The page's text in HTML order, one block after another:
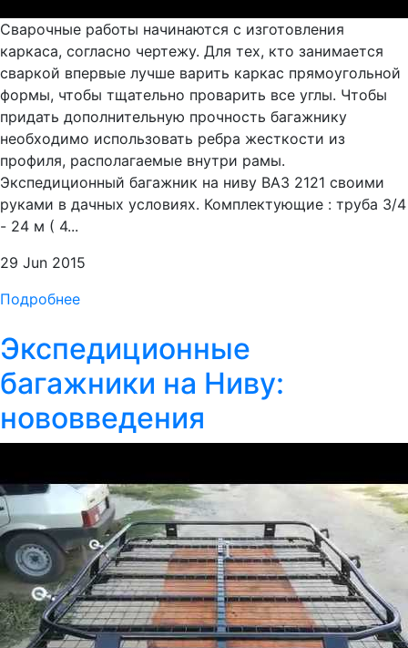
Сварочные работы начинаются с изготовления
каркаса, согласно чертежу. Для тех, кто занимается
сваркой впервые лучше варить каркас прямоугольной
формы, чтобы тщательно проварить все углы. Чтобы
придать дополнительную прочность багажнику
необходимо использовать ребра жесткости из
профиля, располагаемые внутри рамы.
Экспедиционный багажник на ниву ВАЗ 2121 своими
руками в дачных условиях. Комплектующие : труба 3/4
- 24 м ( 4...
29 Jun 2015
Подробнее
Экспедиционные
багажники на Ниву:
нововведения